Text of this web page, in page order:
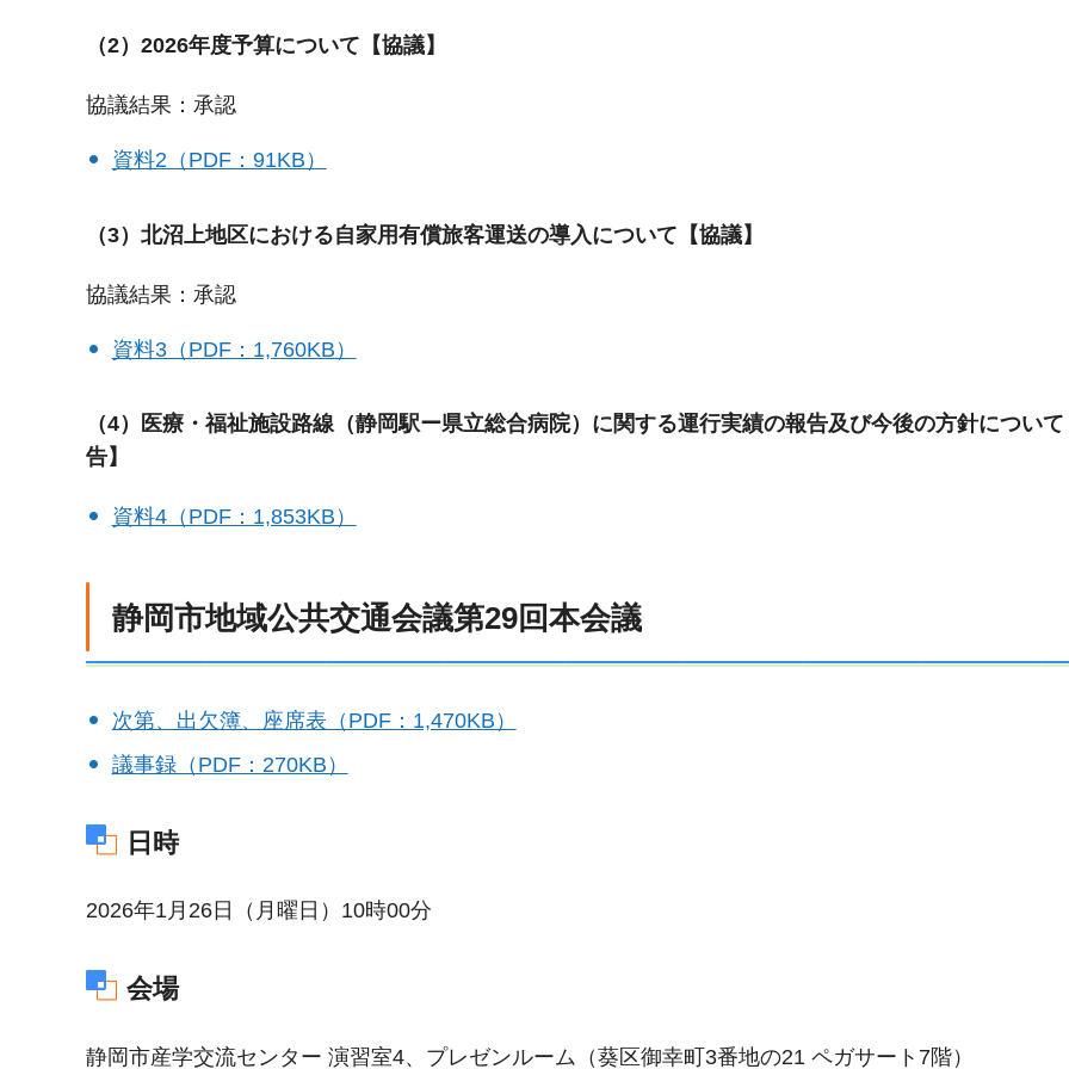
（2）2026年度予算について【協議】
協議結果：承認
資料2（PDF：91KB）
（3）北沼上地区における自家用有償旅客運送の導入について【協議】
協議結果：承認
資料3（PDF：1,760KB）
（4）医療・福祉施設路線（静岡駅ー県立総合病院）に関する運行実績の報告及び今後の方針につい
告】
資料4（PDF：1,853KB）
静岡市地域公共交通会議第29回本会議
次第、出欠簿、座席表（PDF：1,470KB）
議事録（PDF：270KB）
日時
2026年1月26日（月曜日）10時00分
会場
静岡市産学交流センター 演習室4、プレゼンルーム（葵区御幸町3番地の21 ペガサート7階）